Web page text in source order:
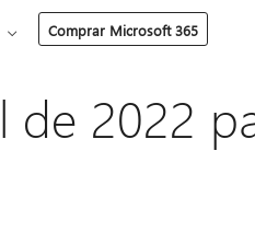
Comprar Microsoft 365
de 2022